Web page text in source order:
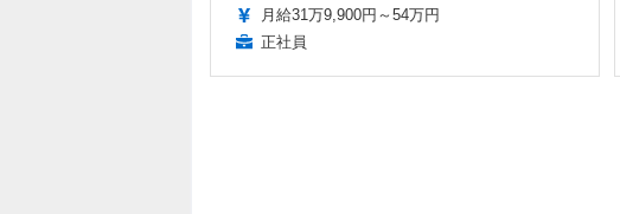
月給31万9,900円～54万円
正社員